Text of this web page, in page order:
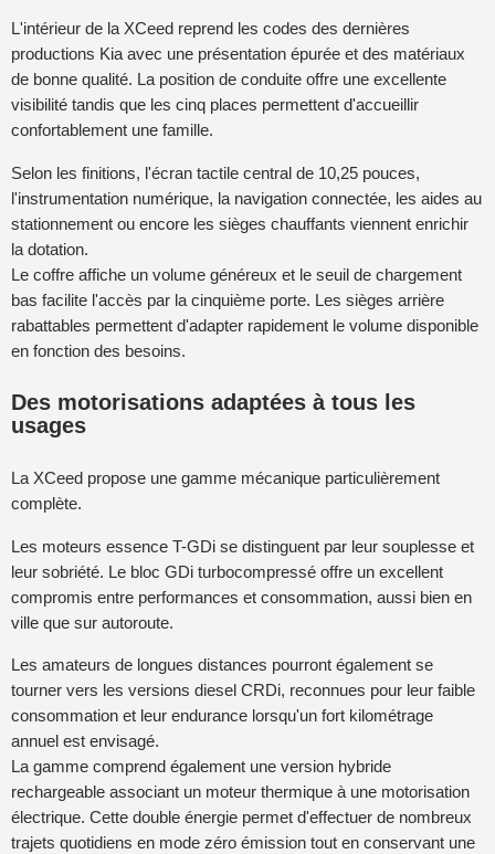
L'intérieur de la XCeed reprend les codes des dernières
productions Kia avec une présentation épurée et des matériaux
de bonne qualité. La position de conduite offre une excellente
visibilité tandis que les cinq places permettent d'accueillir
confortablement une famille.
Selon les finitions, l'écran tactile central de 10,25 pouces,
l'instrumentation numérique, la navigation connectée, les aides au
stationnement ou encore les sièges chauffants viennent enrichir
la dotation.
Le coffre affiche un volume généreux et le seuil de chargement
bas facilite l'accès par la cinquième porte. Les sièges arrière
rabattables permettent d'adapter rapidement le volume disponible
en fonction des besoins.
Des motorisations adaptées à tous les
usages
La XCeed propose une gamme mécanique particulièrement
complète.
Les moteurs essence T-GDi se distinguent par leur souplesse et
leur sobriété. Le bloc GDi turbocompressé offre un excellent
compromis entre performances et consommation, aussi bien en
ville que sur autoroute.
Les amateurs de longues distances pourront également se
tourner vers les versions diesel CRDi, reconnues pour leur faible
consommation et leur endurance lorsqu'un fort kilométrage
annuel est envisagé.
La gamme comprend également une version hybride
rechargeable associant un moteur thermique à une motorisation
électrique. Cette double énergie permet d'effectuer de nombreux
trajets quotidiens en mode zéro émission tout en conservant une